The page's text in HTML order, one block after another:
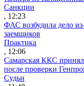
Санкции
, 12:23
ФАС возбудила дело
заемщиков
Практика
, 12:06
Самарская ККС
после проверки
Судьи